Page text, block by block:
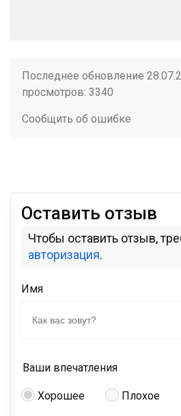
Последнее обновление
просмотров: 3340
Сообщить об ошибке
Оставить отзыв
Чтобы оставить отзыв,
авторизация.
Имя
Ваши впечатления
Хорошее Плохое